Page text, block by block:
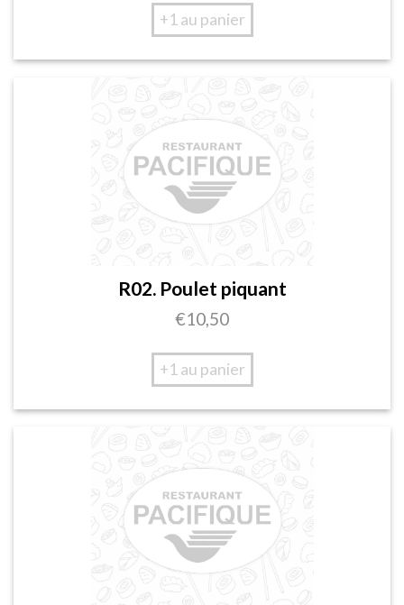
+1 au panier
R02. Poulet piquant
€10,50
+1 au panier